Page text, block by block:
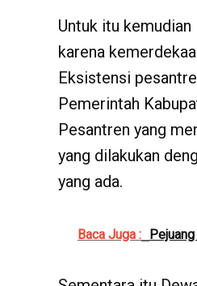
Untuk itu
karena
Eksistensi
Pemerintah
Pesantren yang
yang dilakukan
yang ada.
Baca Juga :